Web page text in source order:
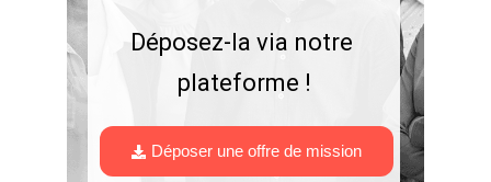
Déposer une offre de mission
Déposez-la via notre
plateforme !